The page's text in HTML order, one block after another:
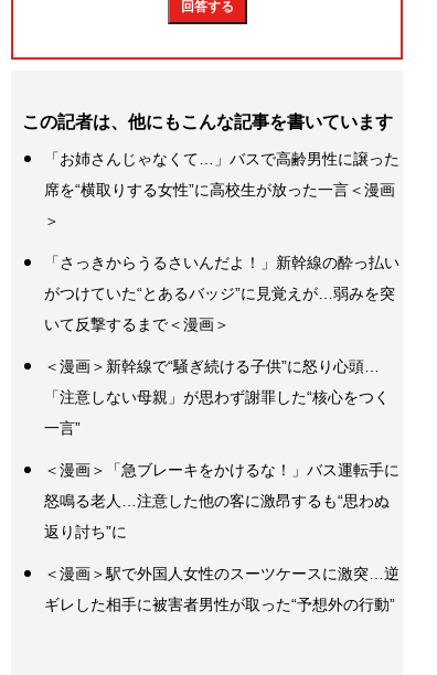
この記者は、他にもこんな記事を書いています
「お姉さんじゃなくて…」バスで高齢男性に譲った
席を“横取りする女性”に高校生が放った一言＜漫画
＞
「さっきからうるさいんだよ！」新幹線の酔っ払い
がつけていた“とあるバッジ”に見覚えが…弱みを突
いて反撃するまで＜漫画＞
＜漫画＞新幹線で“騒ぎ続ける子供”に怒り心頭…
「注意しない母親」が思わず謝罪した“核心をつく
一言”
＜漫画＞「急ブレーキをかけるな！」バス運転手に
怒鳴る老人…注意した他の客に激昂するも“思わぬ
返り討ち”に
＜漫画＞駅で外国人女性のスーツケースに激突…逆
ギレした相手に被害者男性が取った“予想外の行動”